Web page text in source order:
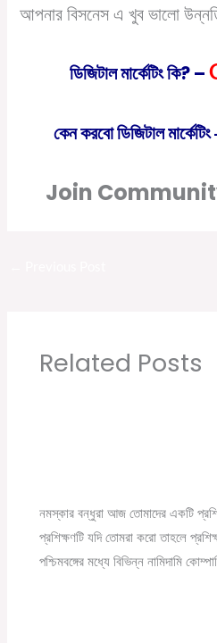
আপনার বিসনেস এ খুব ভালো
ডিজিটাল মার্কেটিং কি? –
কেন করবো ডিজিটাল মার্কেটিং
Join
Related Posts
নমস্কার বন্ধুরা আজ তোমাদের একটি
প্রশিক্ষণটি যদি তোমরা করো তাহলে
পশ্চিমবঙ্গের মধ্যে বিভিন্ন নামিদামি